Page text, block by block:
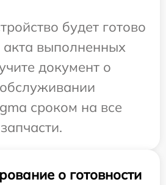
будет готово
выполненных
документ о
сроком на все
о готовности